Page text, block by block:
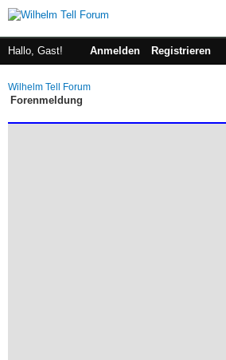
Hallo, Gast! Anmelden Registrieren
Wilhelm Tell Forum
Forenmeldung